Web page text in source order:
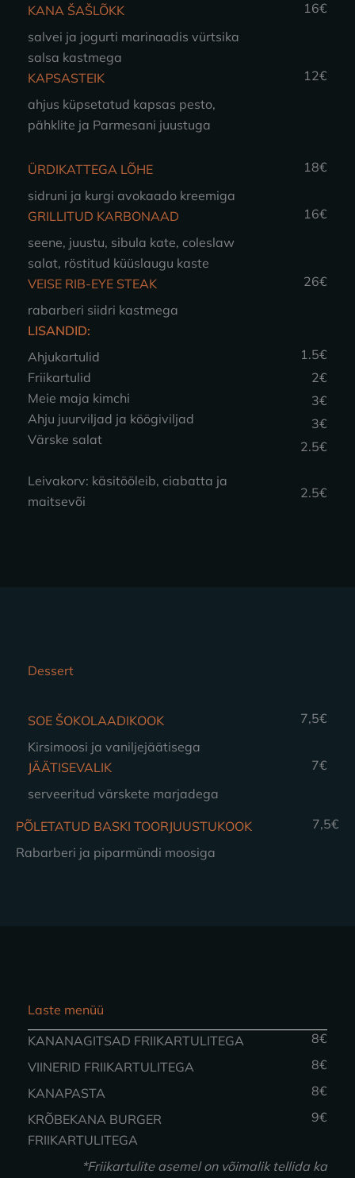
KANA ŠAŠLÕKK
salvei ja jogurti marinaadis vürtsika
salsa kastmega
16€
KAPSASTEIK
ahjus küpsetatud kapsas pesto,
pähklite ja Parmesani juustuga
12€
ÜRDIKATTEGA LÕHE
sidruni ja kurgi avokaado kreemiga
18€
GRILLITUD KARBONAAD
seene, juustu, sibula kate, coleslaw
salat, röstitud küüslaugu kaste
16€
VEISE RIB-EYE STEAK
rabarberi siidri kastmega
26€
LISANDID:
Ahjukartulid
Friikartulid
Meie maja kimchi
Ahju juurviljad ja köögiviljad
Värske salat
Leivakorv: käsitööleib, ciabatta ja
maitsevõi
1.5€
2€
3€
3€
2.5€
2.5€
Dessert
SOE ŠOKOLAADIKOOK
Kirsimoosi ja vaniljejäätisega
7,5€
JÄÄTISEVALIK
serveeritud värskete marjadega
7€
PÕLETATUD BASKI TOORJUUSTUKOOK
Rabarberi ja piparmündi moosiga
7,5€
Laste menüü
KANANAGITSAD FRIIKARTULITEGA
8€
VIINERID FRIIKARTULITEGA
8€
KANAPASTA
8€
KRÕBEKANA BURGER
FRIIKARTULITEGA
9€
*Friikartulite asemel on võimalik tellida ka